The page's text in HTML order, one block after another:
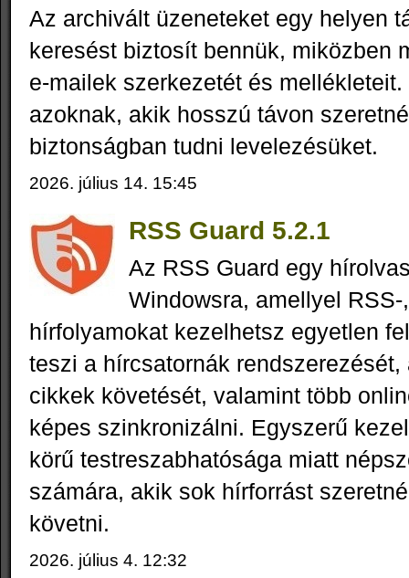
Az archivált üzeneteket egy helyen
keresést biztosít bennük, miközben
e-mailek szerkezetét és
azoknak, akik hosszú távon
biztonságban tudni levelezésüket.
2026. július 14. 15:45
RSS Guard 5.2.1
Az RSS Guard egy
Windowsra, amellyel
hírfolyamokat kezelhetsz egyetlen
teszi a hírcsatornák rendszerezését,
cikkek követését, valamint több
képes szinkronizálni. Egyszerű
körű testreszabhatósága miatt
számára, akik sok hírforrást
követni.
2026. július 4. 12:32